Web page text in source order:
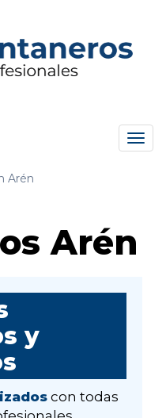
Arén
Arén
y
con todas